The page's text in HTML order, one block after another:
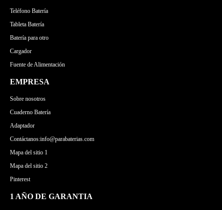
Teléfono Batería
Tableta Batería
Batería para otro
Cargador
Fuente de Alimentación
EMPRESA
Sobre nosotros
Cuaderno Batería
Adaptador
Contáctanos:info@parabaterias.com
Mapa del sitio 1
Mapa del sitio 2
Pinterest
1 AÑO DE GARANTIA